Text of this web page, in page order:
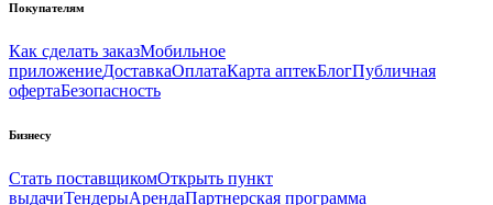
Покупателям
Как сделать заказМобильное
приложениеДоставкаОплатаКарта аптекБлогПубличная
офертаБезопасность
Бизнесу
Стать поставщикомОткрыть пункт
выдачиТендерыАрендаПартнерская программа